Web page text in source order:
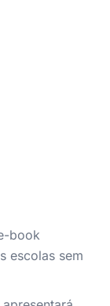
book
escolas sem